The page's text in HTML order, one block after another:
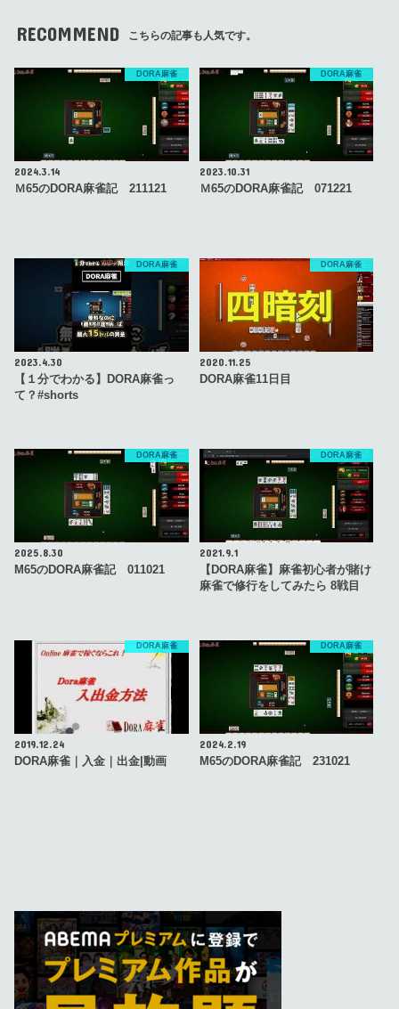
RECOMMEND こちらの記事も人気です。
DORA麻雀
2024.3.14
Ｍ65のDORA麻雀記 211121
DORA麻雀
2023.10.31
Ｍ65のDORA麻雀記 071221
DORA麻雀
2023.4.30
【１分でわかる】DORA麻雀っ
て？#shorts
DORA麻雀
2020.11.25
DORA麻雀11日目
DORA麻雀
2025.8.30
M65のDORA麻雀記 011021
DORA麻雀
2021.9.1
【DORA麻雀】麻雀初心者が賭け
麻雀で修行をしてみたら 8戦目
DORA麻雀
2019.12.24
DORA麻雀｜入金｜出金|動画
DORA麻雀
2024.2.19
M65のDORA麻雀記 231021